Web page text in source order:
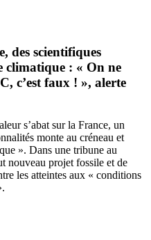
des scientifiques
climatique : « On ne
c’est faux ! », alerte
s’abat sur la France, un
monte au créneau et
». Dans une tribune au
nouveau projet fossile et de
les atteintes aux « conditions